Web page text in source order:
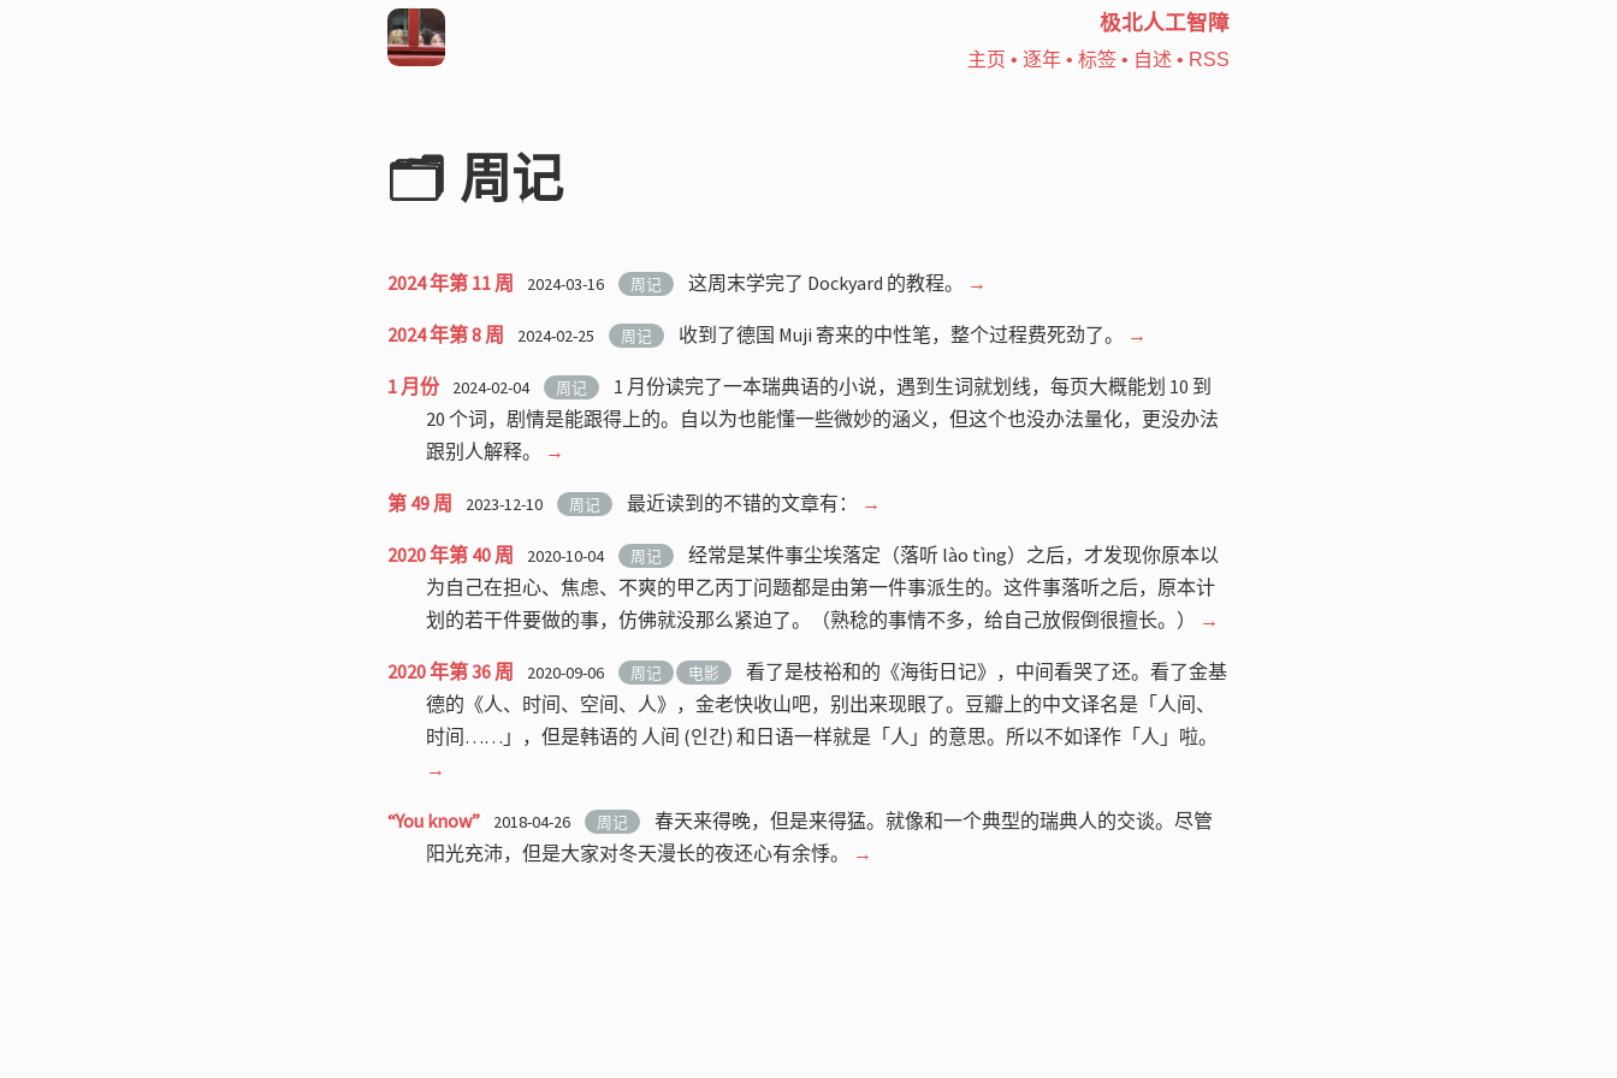
极北人工智障
主页 • 逐年• 标签• 自述 • RSS
🗂️ 周记
2024 年第 11 周 2024-03-16 周记 这周末学完了 Dockyard 的教程。 →
2024 年第 8 周 2024-02-25 周记 收到了德国 Muji 寄来的中性笔，整个过程费死劲了。 →
1 月份 2024-02-04 周记
1 月份读完了一本瑞典语的小说，遇到生词就划线，每页大概能划 10 到
20 个词，剧情是能跟得上的。自以为也能懂一些微妙的涵义，但这个也没办法量化，更没办法
跟别人解释。
→
第 49 周 2023-12-10 周记 最近读到的不错的文章有： →
2020 年第 40 周 2020-10-04 周记
经常是某件事尘埃落定（落听 lào tìng）之后，才发现你原本以
为自己在担心、焦虑、不爽的甲乙丙丁问题都是由第一件事派生的。这件事落听之后，原本计
划的若干件要做的事，仿佛就没那么紧迫了。（熟稔的事情不多，给自己放假倒很擅长。）
→
2020 年第 36 周 2020-09-06 周记 电影
看了是枝裕和的《海街日记》，中间看哭了还。看了金基
德的《人、时间、空间、人》，金老快收山吧，别出来现眼了。豆瓣上的中文译名是「人间、
时间……」，但是韩语的 人间 (인간) 和日语一样就是「人」的意思。所以不如译作「人」啦。
→
“You know” 2018-04-26 周记
春天来得晚，但是来得猛。就像和一个典型的瑞典人的交谈。尽管
阳光充沛，但是大家对冬天漫长的夜还心有余悸。
→